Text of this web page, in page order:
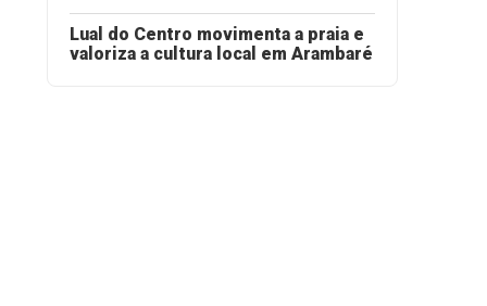
Lual do Centro movimenta a praia e
valoriza a cultura local em Arambaré